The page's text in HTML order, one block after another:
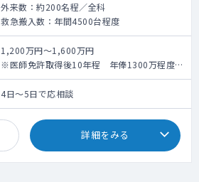
外来数：約200名程／全科
救急搬入数：年間4500台程度
1,200万円～1,600万円
※医師免許取得後10年程 年俸1300万程度
（経験等勘案の上決定いたします）
4日～5日で応相談
詳細をみる